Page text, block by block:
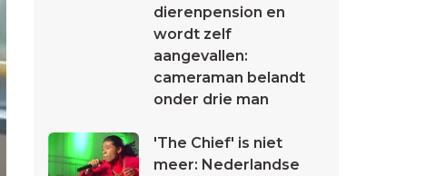
dierenpension en
wordt zelf
aangevallen:
cameraman belandt
onder drie man
'The Chief' is niet
meer: Nederlandse